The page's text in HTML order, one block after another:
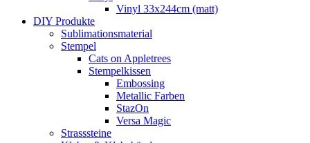
Vinyl 33x244cm (matt)
DIY Produkte
Sublimationsmaterial
Stempel
Cats on Appletrees
Stempelkissen
Embossing
Metallic Farben
StazOn
Versa Magic
Strasssteine